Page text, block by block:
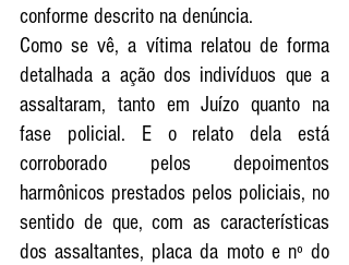
conforme descrito na denúncia.
Como se vê, a vítima relatou de forma
detalhada a ação dos indivíduos que a
assaltaram, tanto em Juízo quanto na
fase policial. E o relato dela está
corroborado pelos depoimentos
harmônicos prestados pelos policiais, no
sentido de que, com as características
dos assaltantes, placa da moto e nº do